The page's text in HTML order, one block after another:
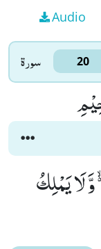
Audio
سورۃ 20
لَا یَمْلِكُ